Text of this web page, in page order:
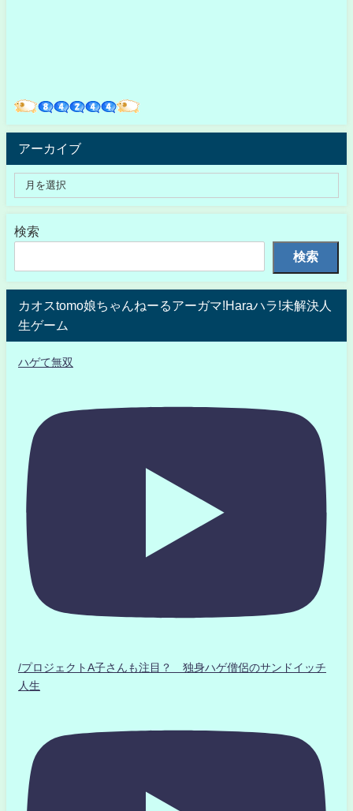
アーカイブ
検索
検索
カオスtomo娘ちゃんねーるアーガマ!Haraハラ!未解決人
生ゲーム
ハゲて無双
/プロジェクトA子さんも注目？ 独身ハゲ僧侶のサンドイッチ
人生